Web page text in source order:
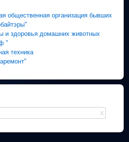
общественная организация бывших
и здоровья домашних животных
"
техника
X